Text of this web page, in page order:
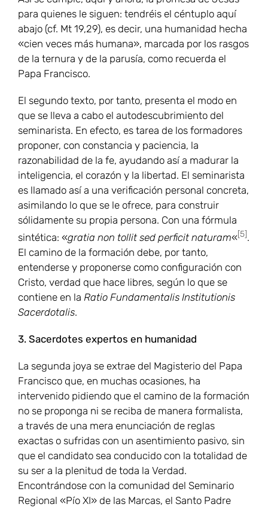
para quienes le siguen: tendréis el céntuplo aquí
abajo (cf. Mt 19,29), es decir, una humanidad hecha
«cien veces más humana», marcada por los rasgos
de la ternura y de la parusía, como recuerda el
Papa Francisco.
El segundo texto, por tanto, presenta el modo en
que se lleva a cabo el autodescubrimiento del
seminarista. En efecto, es tarea de los formadores
proponer, con constancia y paciencia, la
razonabilidad de la fe, ayudando así a madurar la
inteligencia, el corazón y la libertad. El seminarista
es llamado así a una verificación personal concreta,
asimilando lo que se le ofrece, para construir
sólidamente su propia persona. Con una fórmula
sintética: «gratia non tollit sed perficit naturam«[5].
El camino de la formación debe, por tanto,
entenderse y proponerse como configuración con
Cristo, verdad que hace libres, según lo que se
contiene en la Ratio Fundamentalis Institutionis
Sacerdotalis.
3. Sacerdotes expertos en humanidad
La segunda joya se extrae del Magisterio del Papa
Francisco que, en muchas ocasiones, ha
intervenido pidiendo que el camino de la formación
no se proponga ni se reciba de manera formalista,
a través de una mera enunciación de reglas
exactas o sufridas con un asentimiento pasivo, sin
que el candidato sea conducido con la totalidad de
su ser a la plenitud de toda la Verdad.
Encontrándose con la comunidad del Seminario
Regional «Pío XI» de las Marcas, el Santo Padre